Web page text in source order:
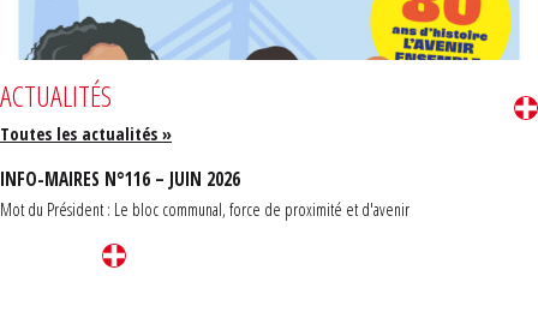
ACTUALITÉS
Toutes les actualités »
INFO-MAIRES N°116 – JUIN 2026
Mot du Président : Le bloc communal, force de proximité et d'avenir